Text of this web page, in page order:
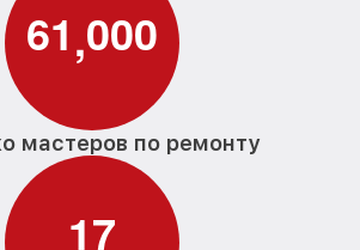
61,000
мастеров по ремонту
17